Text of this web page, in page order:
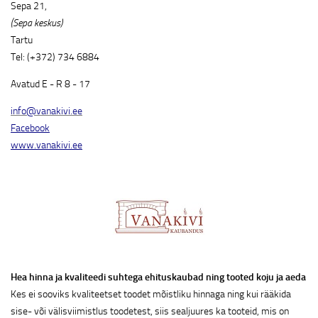
Sepa 21,
(Sepa keskus)
Tartu
Tel: (+372) 734 6884
Avatud E - R 8 - 17
info@vanakivi.ee
Facebook
www.vanakivi.ee
Hea hinna ja kvaliteedi suhtega ehituskaubad ning tooted koju ja aeda
Kes ei sooviks kvaliteetset toodet mõistliku hinnaga ning kui rääkida
sise- või välisviimistlus toodetest, siis sealjuures ka tooteid, mis on